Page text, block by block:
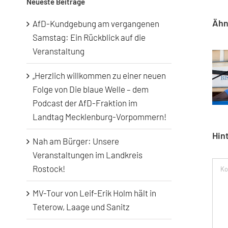
AfD-Kundgebung am vergangenen
Samstag: Ein Rückblick auf die
Veranstaltung
„Herzlich willkommen zu einer neuen
Folge von Die blaue Welle – dem
Podcast der AfD-Fraktion im
Landtag Mecklenburg-Vorpommern!
Nah am Bürger: Unsere
Veranstaltungen im Landkreis
Rostock!
MV-Tour von Leif-Erik Holm hält in
Teterow, Laage und Sanitz